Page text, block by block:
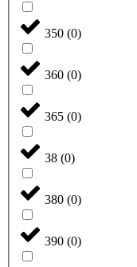
350 (0)
360 (0)
365 (0)
38 (0)
380 (0)
390 (0)